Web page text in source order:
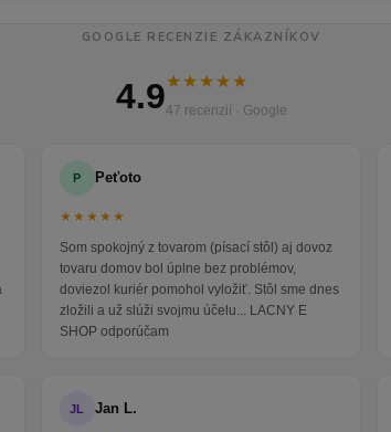
GOOGLE RECENZIE ZÁKAZNÍKOV
4.9★★★★★
47 recenzií · Google
P Peťoto
★★★★★
Som spokojný z tovarom (písací stôl) aj dovoz
tovaru domov bol úplne bez problémov,
doviezol kuriér pomohol vyložiť. Stôl sme dnes
zložili a už slúži svojmu účelu... LACNY E
SHOP odporúčam
JL Jan L.